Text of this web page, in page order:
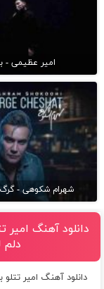
امیر عظیمی -
شهرام شکوهی -
دانلود آهنگ امیر
دانلود آهنگ امیر